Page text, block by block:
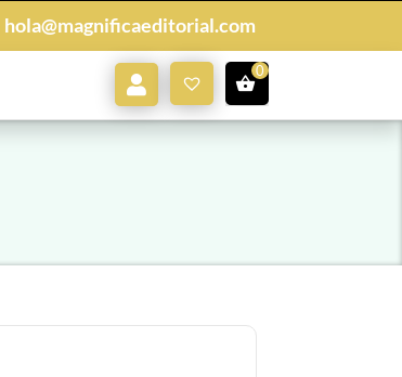
hola@magnificaeditorial.com
Mi
Cuenta